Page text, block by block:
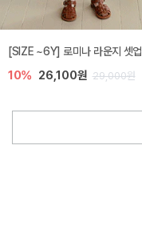
[SIZE ~6Y] 로미나 라운지 셋업
10% 26,100원 29,000원